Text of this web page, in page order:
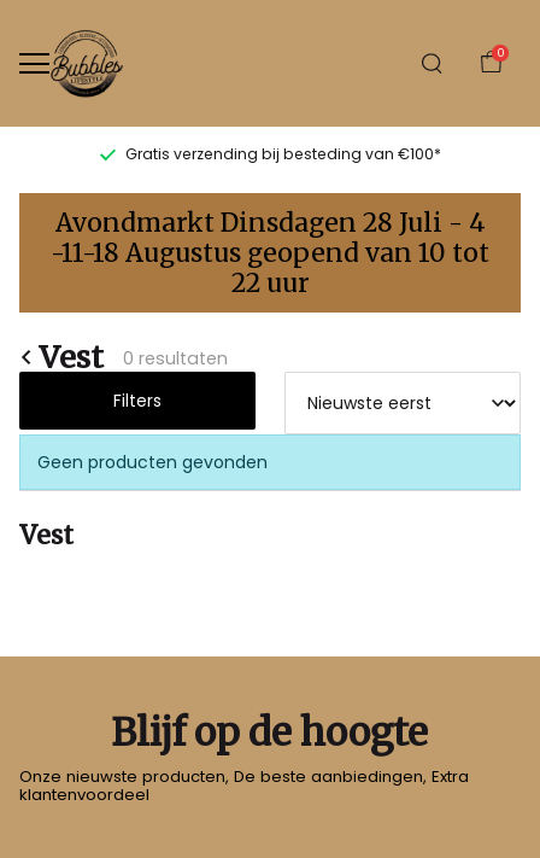
0
Gratis verzending bij besteding van €100*
Vest
Bubbles
Sluis
Avondmarkt Dinsdagen 28 Juli - 4
-11-18 Augustus geopend van 10 tot
22 uur
Vest
0 resultaten
Filters
Geen producten gevonden
Vest
Blijf op de hoogte
Onze nieuwste producten, De beste aanbiedingen, Extra
klantenvoordeel